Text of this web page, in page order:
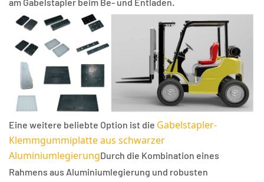
Eine weitere beliebte Option ist die Gabelstapler-
Klemmgummiplatte aus schwarzer
AluminiumlegierungDurch die Kombination eines
Rahmens aus Aluminiumlegierung und robusten